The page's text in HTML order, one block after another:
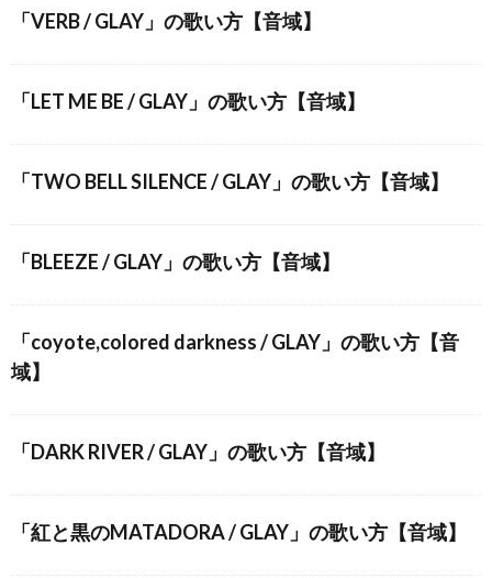
「VERB / GLAY」の歌い方【音域】
「LET ME BE / GLAY」の歌い方【音域】
「TWO BELL SILENCE / GLAY」の歌い方【音域】
「BLEEZE / GLAY」の歌い方【音域】
「coyote,colored darkness / GLAY」の歌い方【音
域】
「DARK RIVER / GLAY」の歌い方【音域】
「紅と黒のMATADORA / GLAY」の歌い方【音域】